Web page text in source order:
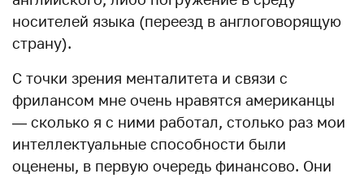
носителей языка (переезд в англоговорящую
страну).
С точки зрения менталитета и связи с
фрилансом мне очень нравятся американцы
— сколько я с ними работал, столько раз мои
интеллектуальные способности были
оценены, в первую очередь финансово. Они